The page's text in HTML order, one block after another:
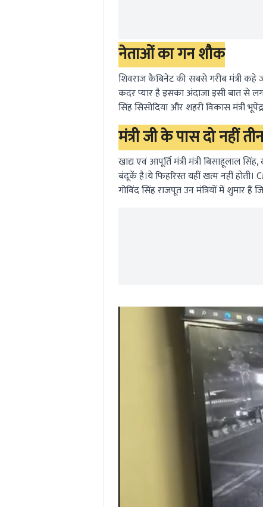
नेताओं का गन शौक
शिवराज कैबिनेट की सबसे गरीब मंत्री
कदर प्यार है इसका अंदाजा इसी बात से
सिंह सिसोदिया और शहरी विकास मंत्री
मंत्री जी के पास दो नहीं
खाद्य एवं आपूर्ति मंत्री मंत्री बिसाहूलाल
बंदूकें है।ये फिहरिस्त यहीं खत्म नहीं होती।
गोविंद सिंह राजपूत उन मंत्रियों में शुमार